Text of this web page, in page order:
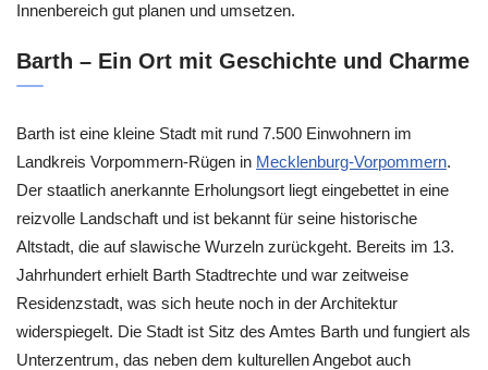
Innenbereich gut planen und umsetzen.
Barth – Ein Ort mit Geschichte und Charme
Barth ist eine kleine Stadt mit rund 7.500 Einwohnern im
Landkreis Vorpommern-Rügen in Mecklenburg-Vorpommern.
Der staatlich anerkannte Erholungsort liegt eingebettet in eine
reizvolle Landschaft und ist bekannt für seine historische
Altstadt, die auf slawische Wurzeln zurückgeht. Bereits im 13.
Jahrhundert erhielt Barth Stadtrechte und war zeitweise
Residenzstadt, was sich heute noch in der Architektur
widerspiegelt. Die Stadt ist Sitz des Amtes Barth und fungiert als
Unterzentrum, das neben dem kulturellen Angebot auch